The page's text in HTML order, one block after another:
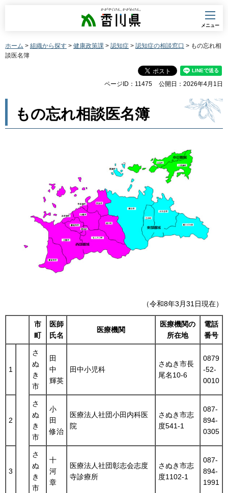
香川県
メニュー
ホーム > 組織から探す > 健康政策課 > 認知症 > 認知症の相談窓口 > もの忘れ相
談医名簿
ページID：11475 公開日：2026年4月1日
もの忘れ相談医名簿
（令和8年3月31日現在）
市
町
医師
氏名
医療機関
医療機関の
所在地
電話
番号
1
さ
ぬ
き
市
田
中
輝英
田中小児科
さぬき市長
尾名10-6
0879
-52-
0010
2
さ
ぬ
き
市
小
田
修治
医療法人社団小田内科医
院
さぬき市志
度541-1
087-
894-
0305
3
さ
ぬ
き
市
十
河
章
医療法人社団彰志会志度
寺診療所
さぬき市志
度1102-1
087-
894-
1991